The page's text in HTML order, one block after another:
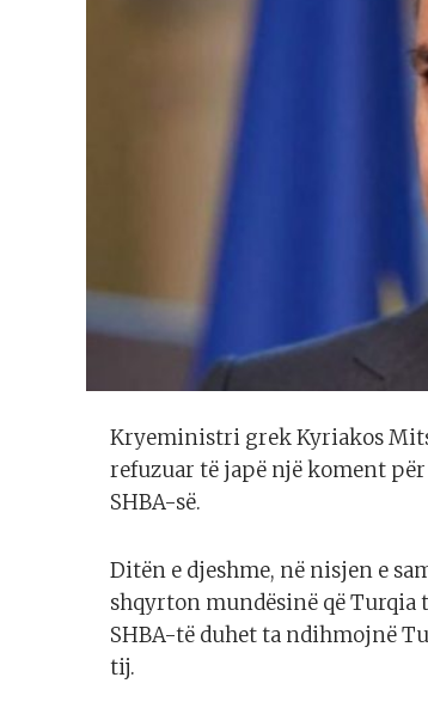
Kryeministri grek Kyriakos
refuzuar të japë një koment
SHBA-së.
Ditën e djeshme, në nisjen e
shqyrton mundësinë që Turqia
SHBA-të duhet ta ndihmojnë
tij.